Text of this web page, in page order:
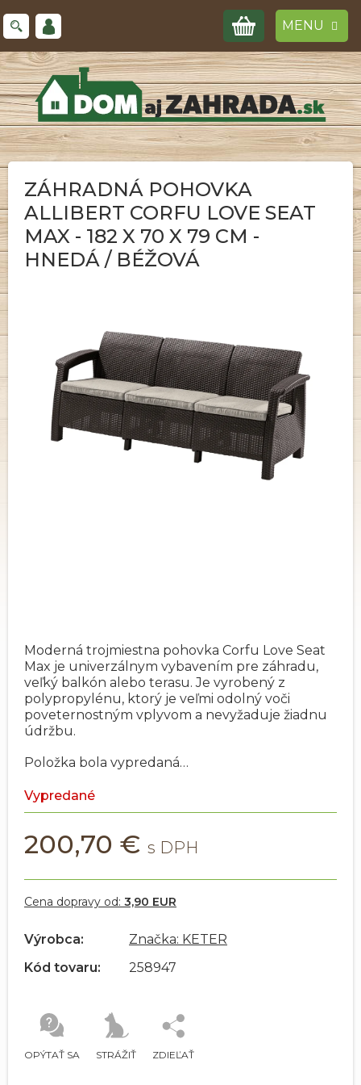
na
obsah
NÁKUPNÝ
ZÁHRADNÁ POHOVKA
ALLIBERT CORFU LOVE SEAT
MAX - 182 X 70 X 79 CM -
HNEDÁ / BÉŽOVÁ
Vypredané
200,70 €
Položka bola vypredaná…
Moderná trojmiestna pohovka Corfu Love Seat
Max je univerzálnym vybavením pre záhradu,
veľký balkón alebo terasu. Je vyrobený z
polypropylénu, ktorý je veľmi odolný voči
poveternostným vplyvom a nevyžaduje žiadnu
údržbu.
OPÝTAŤ SA STRÁŽIŤ ZDIEĽAŤ
Cena dopravy od: 3,90 EUR
Výrobca:
Značka: KETER
Kód tovaru:
258947